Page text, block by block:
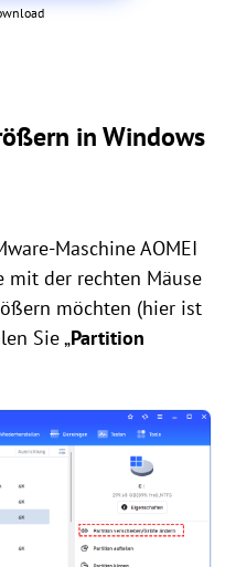
in Windows
Maschine AOMEI
mit der rechten Mäuse
möchten (hier ist
Sie „Partition